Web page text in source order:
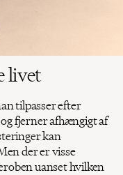
livet
tilpasser efter
fjerner afhængigt af
kan
der er visse
uanset hvilken